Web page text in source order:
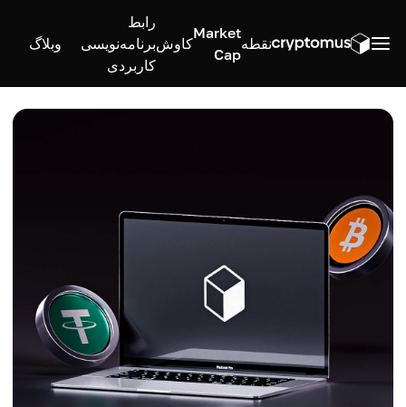
نقطه
Market
Cap
کاوش
رابط
برنامه‌نویسی
کاربردی
وبلاگ